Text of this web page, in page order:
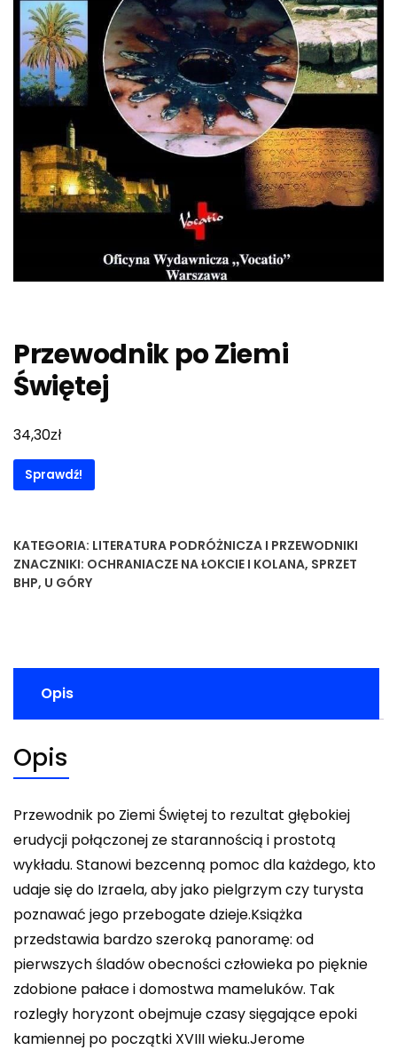
Przewodnik po Ziemi
Świętej
34,30zł
Sprawdź!
KATEGORIA: LITERATURA PODRÓŻNICZA I PRZEWODNIKI
ZNACZNIKI: OCHRANIACZE NA ŁOKCIE I KOLANA, SPRZET
BHP, U GÓRY
Opis
Opis
Przewodnik po Ziemi Świętej to rezultat głębokiej
erudycji połączonej ze starannością i prostotą
wykładu. Stanowi bezcenną pomoc dla każdego, kto
udaje się do Izraela, aby jako pielgrzym czy turysta
poznawać jego przebogate dzieje.Książka
przedstawia bardzo szeroką panoramę: od
pierwszych śladów obecności człowieka po pięknie
zdobione pałace i domostwa mameluków. Tak
rozległy horyzont obejmuje czasy sięgające epoki
kamiennej po początki XVIII wieku.Jerome